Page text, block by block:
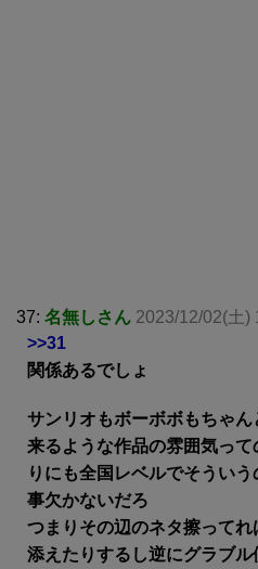
37: 名無しさん 2023/12/02(土)
>>31
関係あるでしょ
サンリオもボーボボもちゃ
来るような作品の雰囲気っ
りにも全国レベルでそうい
事欠かないだろ
つまりその辺のネタ擦って
添えたりするし逆にグラブ